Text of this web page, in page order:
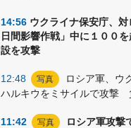
14:56 ウクライナ保安庁、対
日間影響作戦」中に１００
設を攻撃
12:48 写真
ロシア軍、ウ
ハルキウをミサイルで攻撃
11:42 写真
ロシア軍攻撃